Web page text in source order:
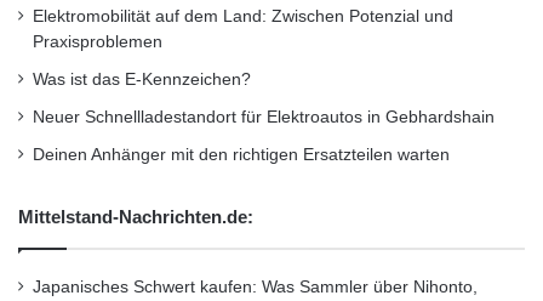
Elektromobilität auf dem Land: Zwischen Potenzial und
Praxisproblemen
Was ist das E-Kennzeichen?
Neuer Schnellladestandort für Elektroautos in Gebhardshain
Deinen Anhänger mit den richtigen Ersatzteilen warten
Mittelstand-Nachrichten.de:
Japanisches Schwert kaufen: Was Sammler über Nihonto,